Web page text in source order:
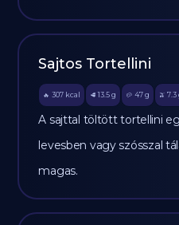
Sajtos Tortellini
🔥 307 kcal 🥩 13.5 g 🥔 47g 🫒 7.3
A sajttal töltött tortellini
levesben vagy szósszal
magas.